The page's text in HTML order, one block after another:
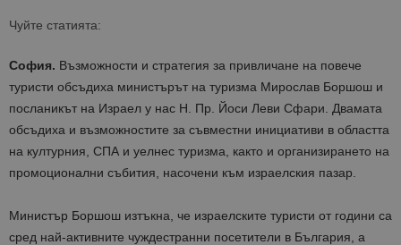
Чуйте статията:
София. Възможности и стратегия за привличане на повече
туристи обсъдиха министърът на туризма Мирослав Боршош и
посланикът на Израел у нас Н. Пр. Йоси Леви Сфари. Двамата
обсъдиха и възможностите за съвместни инициативи в областта
на културния, СПА и уелнес туризма, както и организирането на
промоционални събития, насочени към израелския пазар.
Министър Боршош изтъкна, че израелските туристи от години са
сред най-активните чуждестранни посетители в България, а